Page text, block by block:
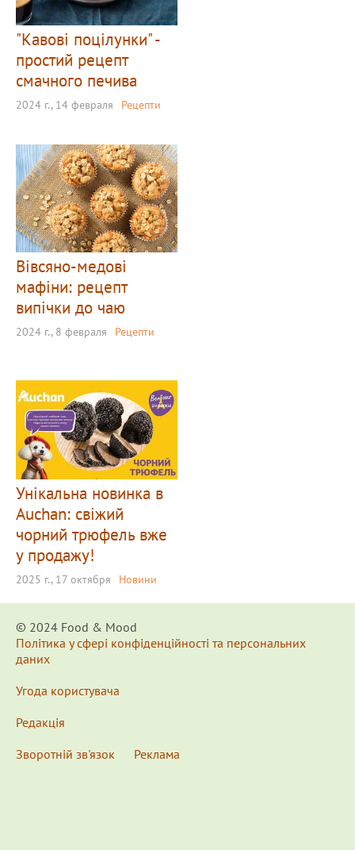
"Кавові поцілунки" -
простий рецепт
смачного печива
2024 г., 14 февраля Рецепти
Вівсяно-медові
мафіни: рецепт
випічки до чаю
2024 г., 8 февраля Рецепти
Унікальна новинка в
Auchan: свіжий
чорний трюфель вже
у продажу!
2025 г., 17 октября Новини
© 2024 Food & Мood
Політика у сфері конфіденційності та персональних
даних
Угода користувача
Редакція
Зворотній зв'язок
Реклама